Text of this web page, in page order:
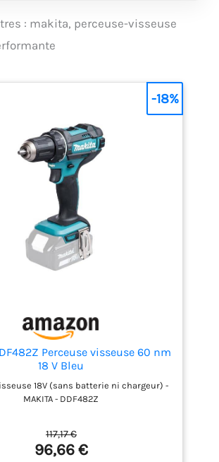
: makita, perceuse-visseuse
Perceuse visseuse 60 nm
18 V Bleu
18V (sans batterie ni chargeur) -
MAKITA - DDF482Z
117,17 €
96,66 €
-18%